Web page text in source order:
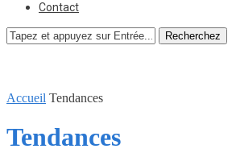
Contact
Recherchez
Accueil Tendances
Tendances